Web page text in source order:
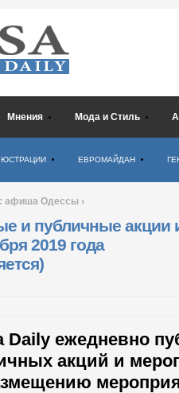
Мнения Мода и Стиль
ЕВРОМАЙДАН
афиша Одессы ›
и публичные акции
2019 года
Daily ежедневно
акций и